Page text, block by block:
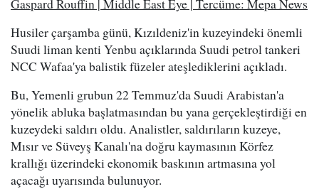
Gaspard Rouffin | Middle East Eye | Tercüme: Mepa News
Husiler çarşamba günü, Kızıldeniz'in kuzeyindeki önemli
Suudi liman kenti Yenbu açıklarında Suudi petrol tankeri
NCC Wafaa'ya balistik füzeler ateşlediklerini açıkladı.
Bu, Yemenli grubun 22 Temmuz'da Suudi Arabistan'a
yönelik abluka başlatmasından bu yana gerçekleştirdiği en
kuzeydeki saldırı oldu. Analistler, saldırıların kuzeye,
Mısır ve Süveyş Kanalı'na doğru kaymasının Körfez
krallığı üzerindeki ekonomik baskının artmasına yol
açacağı uyarısında bulunuyor.